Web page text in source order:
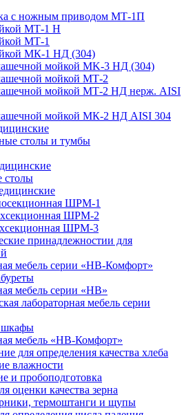
с ножным приводом МТ-1П
МТ-1 Н
МТ-1
МК-1 НД (304)
мойкой МK-3 НД (304)
мойкой МТ-2
мойкой МТ-2 НД нерж. AISI
мойкой МК-2 НД AISI 304
столы и тумбы
столы
ШРМ-1
ШРМ-2
ШРМ-3
принадлежностии для
мебель серии «НВ-Комфорт»
мебель серии «НВ»
лабораторная мебель серии
мебель «НВ-Комфорт»
для определения качества хлеба
влажности
и пробоподготовка
оценки качества зерна
термоштанги и щупы